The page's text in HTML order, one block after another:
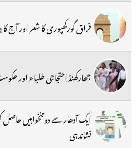
فراق گورکھپوری کا شعر اور آج
جھارکھنڈ احتجاجی طلباء اور
نشاندہی